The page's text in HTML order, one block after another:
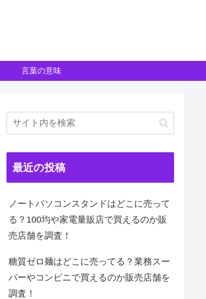
言葉の意味
最近の投稿
ノートパソコンスタンドはどこに売って
る？100均や家電量販店で買えるのか販
売店舗を調査！
糖質ゼロ麺はどこに売ってる？業務スー
パーやコンビニで買えるのか販売店舗を
調査！